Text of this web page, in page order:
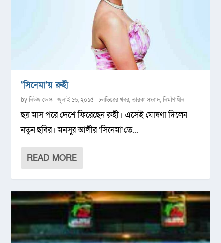
‘সিনেমা’য় রুহী
byনিউজ ডেস্ক |জুলাই ১৬, ২০১৫ |চলচ্চিত্রের খবর,তারকা সংবাদ,নির্মাণাধীন
ছয় মাস পরে দেশে ফিরেছেন রুহী। এসেই ঘোষণা দিলেন
নতুন ছবির। মনসুর আলীর ‘সিনেমা’তে...
READ MORE